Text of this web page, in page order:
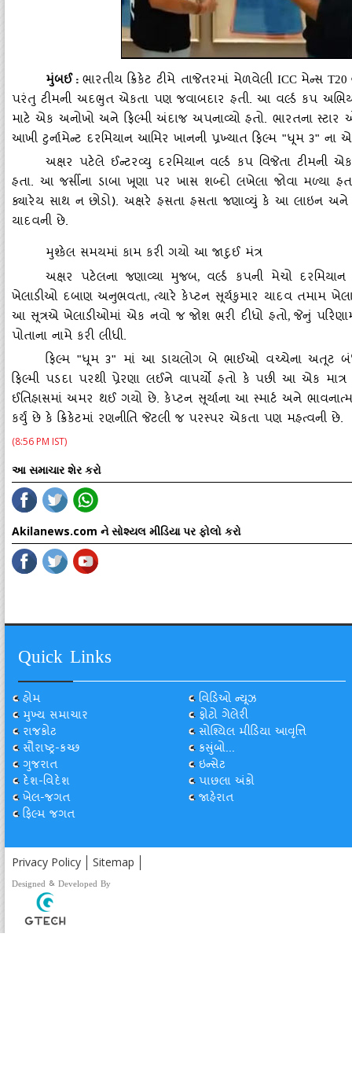
મુંબઈ : ભારતીય ક્રિકેટ ટીમે તાજેતરમાં મેળવેલીICC મેન્સ T20
પરંતુ ટીમની અદભુત એકતા પણ જવાબદાર હતી. આ વર્લ્ડ કપ
માટે એક અનોખો અને ફિલ્મી અંદાજ અપનાવ્યો હતો. ભારતના
આખી ટુર્નામેન્ટ દરમિયાન આમિર ખાનની પ્રખ્યાત ફિલ્મ "ધૂમ ૩" ના
અક્ષર પટેલે ઈન્ટરવ્યુ દરમિયાન વર્લ્ડ કપ વિજેતા ટીમની
હતા. આ જર્સીના ડાબા ખૂણા પર ખાસ શબ્દો લખેલા જોવા મળ્યા
ક્યારેય સાથ ન છોડો). અક્ષરે હસતા હસતા જણાવ્યું કે આ લાઇન
યાદવની છે.
મુશ્કેલ સમયમાં કામ કરી ગયો આ જાદુઈ મંત્ર
અક્ષર પટેલના જણાવ્યા મુજબ, વર્લ્ડ કપની મેચો
ખેલાડીઓ દબાણ અનુભવતા, ત્યારે કેપ્ટન સૂર્યકુમાર યાદવ તમામ
આ સૂત્રએ ખેલાડીઓમાં એક નવો જ જોશ ભરી દીધો હતો,જેનું
પોતાના નામે કરી લીધી.
ફિલ્મ "ધૂમ ૩" માં આ ડાયલોગ બે ભાઈઓ વચ્ચેના અતૂટ
ફિલ્મી પડદા પરથી પ્રેરણા લઈને વાપર્યો હતો કે પછી આ એક
ઈતિહાસમાં અમર થઈ ગયો છે. કેપ્ટન સૂર્યાના આ સ્માર્ટ અને
કર્યું છે કે ક્રિકેટમાં રણનીતિ જેટલી જ પરસ્પર એકતા પણ મહત્વની છે.
(8:56 PM IST)
આ સમાચાર શેર કરો
Akilanews.com ને સોશ્યલ મીડિયા પર ફોલો કરો
Quick Links
હોમ
મુખ્ય સમાચાર
રાજકોટ
સૌરાષ્ટ્ર-કચ્છ
ગુજરાત
દેશ-વિદેશ
ખેલ-જગત
ફિલ્મ જગત
વિડિઓ ન્યૂઝ
ફોટો ગેલેરી
સોશ્યિલ મીડિયા આવૃત્તિ
કસુંબો...
ઇન્સેટ
પાછલા અંકો
જાહેરાત
Privacy Policy Sitemap
Designed & Developed By